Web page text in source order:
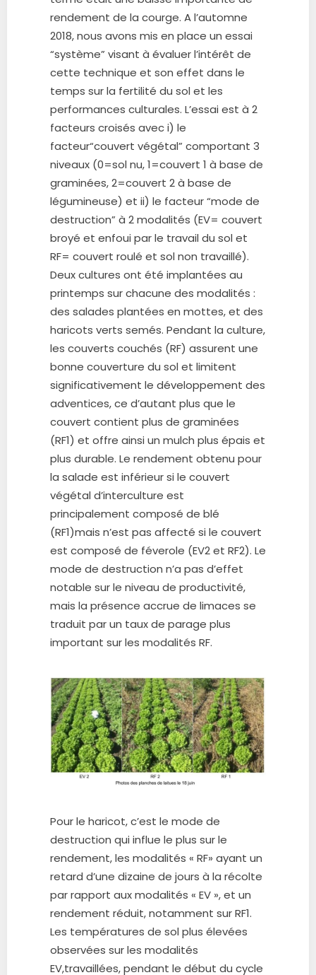
rendement de la courge. A l’automne
2018, nous avons mis en place un essai
“système” visant à évaluer l’intérêt de
cette technique et son effet dans le
temps sur la fertilité du sol et les
performances culturales. L’essai est à 2
facteurs croisés avec i) le
facteur“couvert végétal” comportant 3
niveaux (0=sol nu, 1=couvert 1 à base de
graminées, 2=couvert 2 à base de
légumineuse) et ii) le facteur “mode de
destruction” à 2 modalités (EV= couvert
broyé et enfoui par le travail du sol et
RF= couvert roulé et sol non travaillé).
Deux cultures ont été implantées au
printemps sur chacune des modalités :
des salades plantées en mottes, et des
haricots verts semés. Pendant la culture,
les couverts couchés (RF) assurent une
bonne couverture du sol et limitent
significativement le développement des
adventices, ce d’autant plus que le
couvert contient plus de graminées
(RF1) et offre ainsi un mulch plus épais et
plus durable. Le rendement obtenu pour
la salade est inférieur si le couvert
végétal d’interculture est
principalement composé de blé
(RF1)mais n’est pas affecté si le couvert
est composé de féverole (EV2 et RF2). Le
mode de destruction n’a pas d’effet
notable sur le niveau de productivité,
mais la présence accrue de limaces se
traduit par un taux de parage plus
important sur les modalités RF.
Pour le haricot, c’est le mode de
destruction qui influe le plus sur le
rendement, les modalités « RF» ayant un
retard d’une dizaine de jours à la récolte
par rapport aux modalités « EV », et un
rendement réduit, notamment sur RF1.
Les températures de sol plus élevées
observées sur les modalités
EV,travaillées, pendant le début du cycle